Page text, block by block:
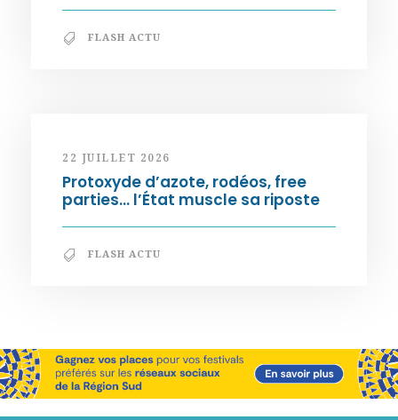
FLASH ACTU
22 JUILLET 2026
Protoxyde d’azote, rodéos, free
parties… l’État muscle sa riposte
FLASH ACTU